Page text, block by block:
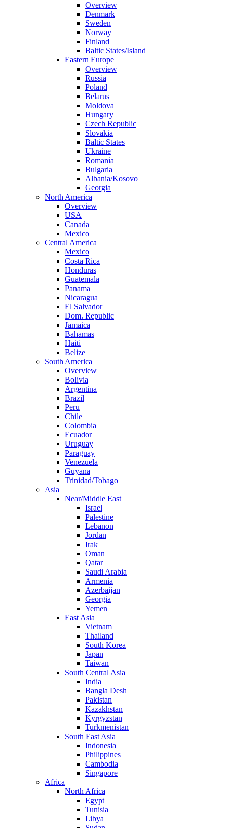
Overview
Denmark
Sweden
Norway
Finland
Baltic States/Island
Eastern Europe
Overview
Russia
Poland
Belarus
Moldova
Hungary
Czech Republic
Slovakia
Baltic States
Ukraine
Romania
Bulgaria
Albania/Kosovo
Georgia
North America
Overview
USA
Canada
Mexico
Central America
Mexico
Costa Rica
Honduras
Guatemala
Panama
Nicaragua
El Salvador
Dom. Republic
Jamaica
Bahamas
Haiti
Belize
South America
Overview
Bolivia
Argentina
Brazil
Peru
Chile
Colombia
Ecuador
Uruguay
Paraguay
Venezuela
Guyana
Trinidad/Tobago
Asia
Near/Middle East
Israel
Palestine
Lebanon
Jordan
Irak
Oman
Qatar
Saudi Arabia
Armenia
Azerbaijan
Georgia
Yemen
East Asia
Vietnam
Thailand
South Korea
Japan
Taiwan
South Central Asia
India
Bangla Desh
Pakistan
Kazakhstan
Kyrgyzstan
Turkmenistan
South East Asia
Indonesia
Philippines
Cambodia
Singapore
Africa
North Africa
Egypt
Tunisia
Libya